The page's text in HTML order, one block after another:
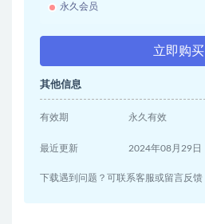
永久会员
立即购买
其他信息
有效期 永久有效
最近更新 2024年08月29日
下载遇到问题？可联系客服或留言反馈